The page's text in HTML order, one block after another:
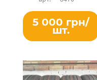
5 000 грн/
шт.